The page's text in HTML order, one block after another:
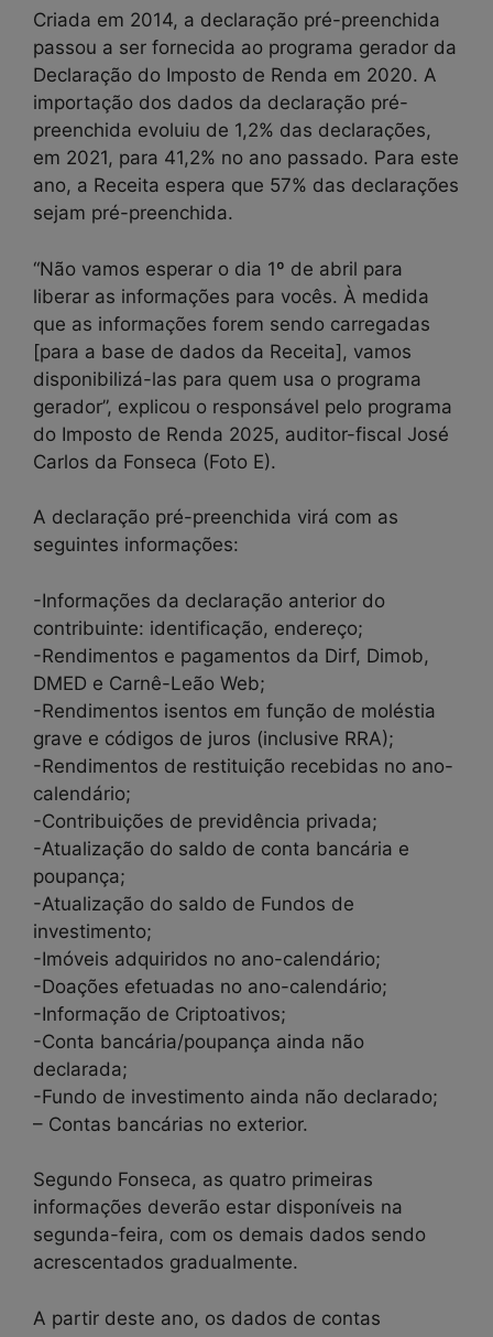
Criada em 2014, a declaração pré-preenchida
passou a ser fornecida ao programa gerador da
Declaração do Imposto de Renda em 2020. A
importação dos dados da declaração pré-
preenchida evoluiu de 1,2% das declarações,
em 2021, para 41,2% no ano passado. Para este
ano, a Receita espera que 57% das declarações
sejam pré-preenchida.
“Não vamos esperar o dia 1º de abril para
liberar as informações para vocês. À medida
que as informações forem sendo carregadas
[para a base de dados da Receita], vamos
disponibilizá-las para quem usa o programa
gerador”, explicou o responsável pelo programa
do Imposto de Renda 2025, auditor-fiscal José
Carlos da Fonseca (Foto E).
A declaração pré-preenchida virá com as
seguintes informações:
-Informações da declaração anterior do
contribuinte: identificação, endereço;
-Rendimentos e pagamentos da Dirf, Dimob,
DMED e Carnê-Leão Web;
-Rendimentos isentos em função de moléstia
grave e códigos de juros (inclusive RRA);
-Rendimentos de restituição recebidas no ano-
calendário;
-Contribuições de previdência privada;
-Atualização do saldo de conta bancária e
poupança;
-Atualização do saldo de Fundos de
investimento;
-Imóveis adquiridos no ano-calendário;
-Doações efetuadas no ano-calendário;
-Informação de Criptoativos;
-Conta bancária/poupança ainda não
declarada;
-Fundo de investimento ainda não declarado;
– Contas bancárias no exterior.
Segundo Fonseca, as quatro primeiras
informações deverão estar disponíveis na
segunda-feira, com os demais dados sendo
acrescentados gradualmente.
A partir deste ano, os dados de contas